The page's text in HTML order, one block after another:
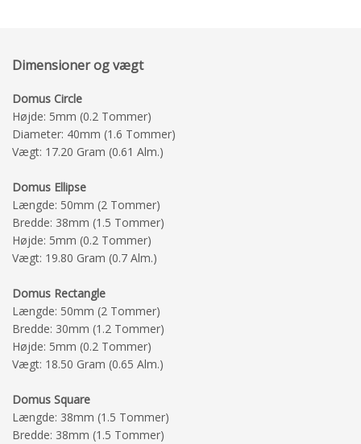
Dimensioner og vægt
Domus Circle
Højde: 5mm (0.2 Tommer)
Diameter: 40mm (1.6 Tommer)
Vægt: 17.20 Gram (0.61 Alm.)
Domus Ellipse
Længde: 50mm (2 Tommer)
Bredde: 38mm (1.5 Tommer)
Højde: 5mm (0.2 Tommer)
Vægt: 19.80 Gram (0.7 Alm.)
Domus Rectangle
Længde: 50mm (2 Tommer)
Bredde: 30mm (1.2 Tommer)
Højde: 5mm (0.2 Tommer)
Vægt: 18.50 Gram (0.65 Alm.)
Domus Square
Længde: 38mm (1.5 Tommer)
Bredde: 38mm (1.5 Tommer)